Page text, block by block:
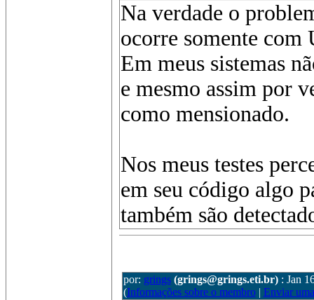
Na verdade o
ocorre somente com
Em meus sistemas
e mesmo assim por
como mensionado.
Nos meus testes
em seu código algo
também são
por: grings (grings@grings.eti.br) : Jan
(Informações sobre o membro| Enviar